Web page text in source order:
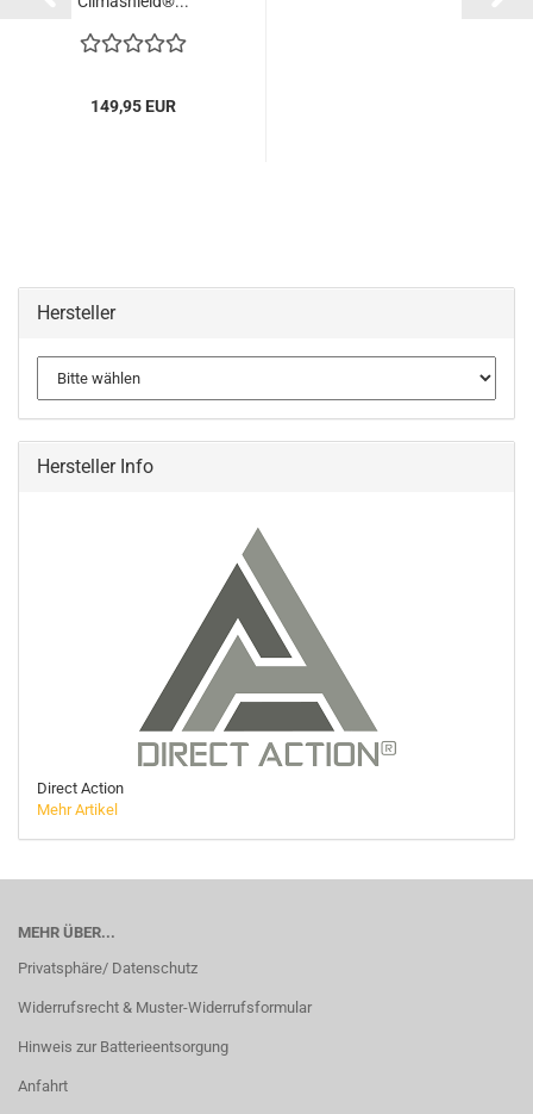
149,95 EUR
Hersteller
Hersteller Info
Direct Action
Mehr Artikel
MEHR ÜBER...
Privatsphäre/ Datenschutz
Widerrufsrecht & Muster-Widerrufsformular
Hinweis zur Batterieentsorgung
Anfahrt